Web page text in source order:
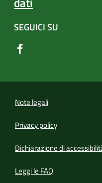
SEGUICI SU
Note legali
Privacy policy
Dichiarazione di
Leggi le FAQ